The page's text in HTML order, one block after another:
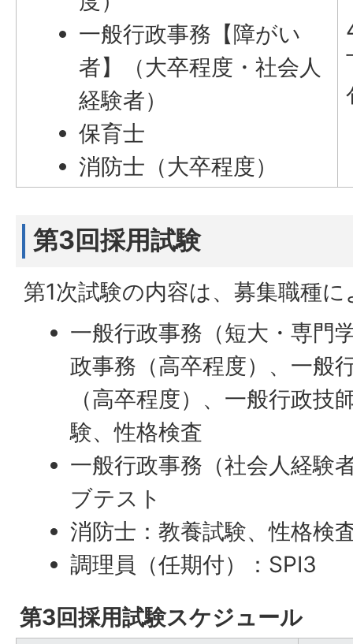
一般行政事務【障がい
者】（大卒程度・社会人
経験者）
保育士
消防士（大卒程度）
第3回採用試験
第1次試験の内容は、募集職種
一般行政事務（短大・専門
政事務（高卒程度）、一般
（高卒程度）、一般行政技
験、性格検査
一般行政事務（社会人経験
ブテスト
消防士：教養試験、性格検
調理員（任期付）：SPI3
第3回採用試験スケジュール